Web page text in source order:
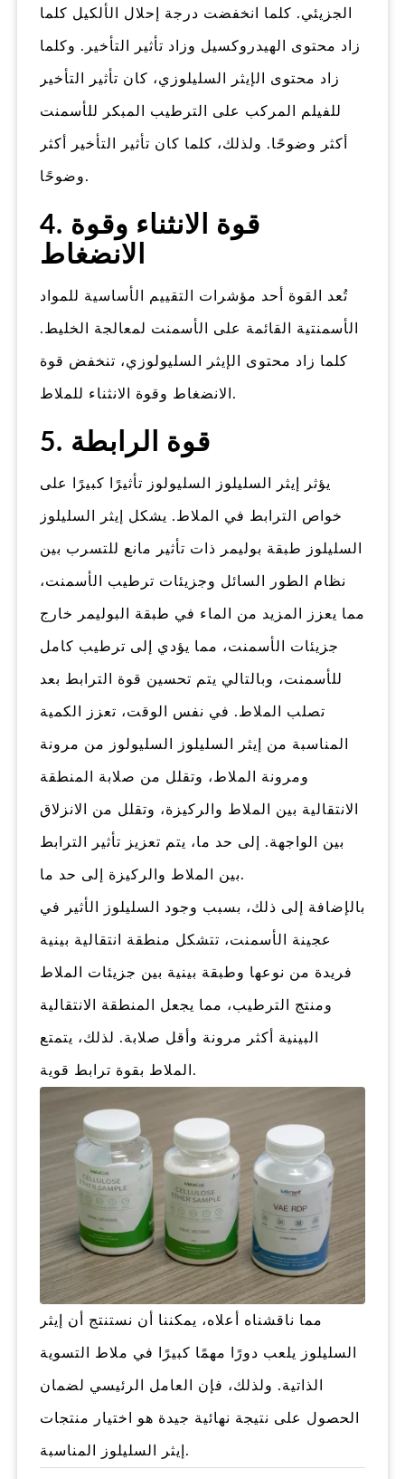
الجزيئي. كلما انخفضت درجة إحلال الألكيل كلما
زاد محتوى الهيدروكسيل وزاد تأثير التأخير. وكلما
زاد محتوى الإيثر السليلوزي، كان تأثير التأخير
للفيلم المركب على الترطيب المبكر للأسمنت
أكثر وضوحًا. ولذلك، كلما كان تأثير التأخير أكثر
وضوحًا.
4. قوة الانثناء وقوة
الانضغاط
تُعد القوة أحد مؤشرات التقييم الأساسية للمواد
الأسمنتية القائمة على الأسمنت لمعالجة الخليط.
كلما زاد محتوى الإيثر السليولوزي، تنخفض قوة
الانضغاط وقوة الانثناء للملاط.
5. قوة الرابطة
يؤثر إيثر السليلوز السليولوز تأثيرًا كبيرًا على
خواص الترابط في الملاط. يشكل إيثر السليلوز
السليلوز طبقة بوليمر ذات تأثير مانع للتسرب بين
نظام الطور السائل وجزيئات ترطيب الأسمنت،
مما يعزز المزيد من الماء في طبقة البوليمر خارج
جزيئات الأسمنت، مما يؤدي إلى ترطيب كامل
للأسمنت، وبالتالي يتم تحسين قوة الترابط بعد
تصلب الملاط. في نفس الوقت، تعزز الكمية
المناسبة من إيثر السليلوز السليولوز من مرونة
ومرونة الملاط، وتقلل من صلابة المنطقة
الانتقالية بين الملاط والركيزة، وتقلل من الانزلاق
بين الواجهة. إلى حد ما، يتم تعزيز تأثير الترابط
بين الملاط والركيزة إلى حد ما.
بالإضافة إلى ذلك، بسبب وجود السليلوز الأثير في
عجينة الأسمنت، تتشكل منطقة انتقالية بينية
فريدة من نوعها وطبقة بينية بين جزيئات الملاط
ومنتج الترطيب، مما يجعل المنطقة الانتقالية
البينية أكثر مرونة وأقل صلابة. لذلك، يتمتع
الملاط بقوة ترابط قوية.
مما ناقشناه أعلاه، يمكننا أن نستنتج أن إيثر
السليلوز يلعب دورًا مهمًا كبيرًا في ملاط التسوية
الذاتية. ولذلك، فإن العامل الرئيسي لضمان
الحصول على نتيجة نهائية جيدة هو اختيار منتجات
إيثر السليلوز المناسبة.